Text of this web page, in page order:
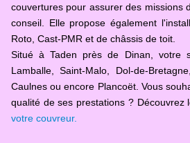
couvertures pour assurer des missions
conseil. Elle propose également
Roto, Cast-PMR et de châssis de toit.
Situé à Taden près de Dinan, votre
Lamballe, Saint-Malo, Dol-de-
Caulnes ou encore Plancoët. Vous
qualité de ses prestations ?
votre couvreur.